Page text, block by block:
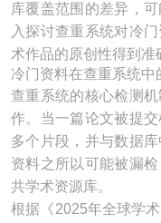
库覆盖范围的差异，
入探讨查重系统对冷
术作品的原创性得到准
冷门资料在查重系统中
查重系统的核心检测
作。当一篇论文被提
多个片段，并与数据
资料之所以可能被漏
共学术资源库。
根据《2025年全球学